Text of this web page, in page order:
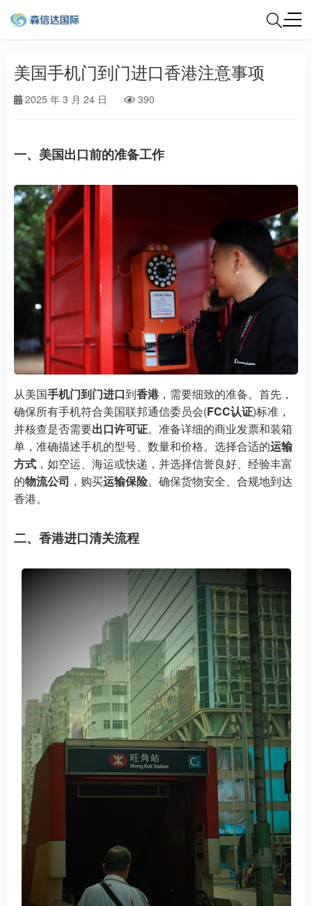
美国手机门到门进口香港注意事项
2025 年 3 月 24 日 390
一、美国出口前的准备工作
从美国手机门到门进口到香港，需要细致的准备。首先，
确保所有手机符合美国联邦通信委员会(FCC认证)标准，
并核查是否需要出口许可证。准备详细的商业发票和装箱
单，准确描述手机的型号、数量和价格。选择合适的运输
方式 ，如空运、海运或快递，并选择信誉良好、经验丰富
的物流公司 ，购买运输保险。确保货物安全、合规地到达
香港。
二、香港进口清关流程